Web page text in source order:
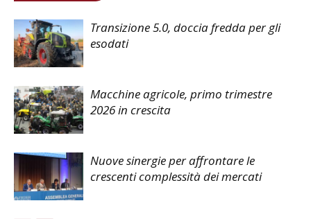
Transizione 5.0, doccia fredda per gli
esodati
Macchine agricole, primo trimestre
2026 in crescita
Nuove sinergie per affrontare le
crescenti complessità dei mercati